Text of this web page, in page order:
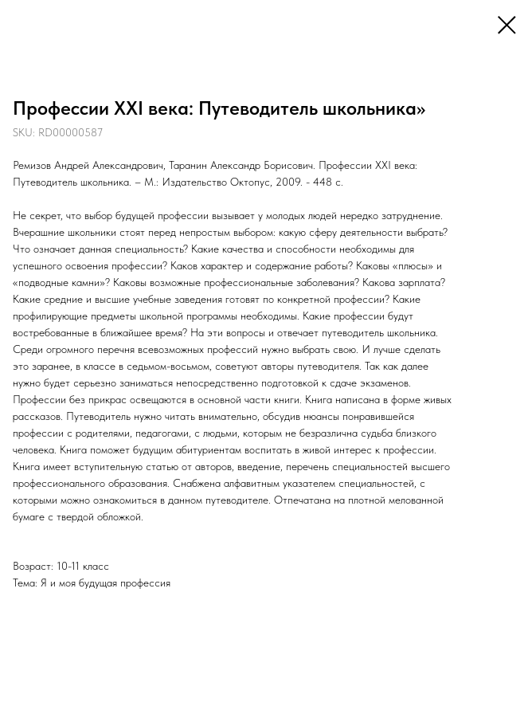
Профессии XXI века: Путеводитель школьника»
SKU: RD00000587
Ремизов Андрей Александрович, Таранин Александр Борисович. Профессии XXI века:
Путеводитель школьника. – М.: Издательство Октопус, 2009. - 448 с.
Не секрет, что выбор будущей профессии вызывает у молодых людей нередко затруднение.
Вчерашние школьники стоят перед непростым выбором: какую сферу деятельности выбрать?
Что означает данная специальность? Какие качества и способности необходимы для
успешного освоения профессии? Каков характер и содержание работы? Каковы «плюсы» и
«подводные камни»? Каковы возможные профессиональные заболевания? Какова зарплата?
Какие средние и высшие учебные заведения готовят по конкретной профессии? Какие
профилирующие предметы школьной программы необходимы. Какие профессии будут
востребованные в ближайшее время? На эти вопросы и отвечает путеводитель школьника.
Среди огромного перечня всевозможных профессий нужно выбрать свою. И лучше сделать
это заранее, в классе в седьмом-восьмом, советуют авторы путеводителя. Так как далее
нужно будет серьезно заниматься непосредственно подготовкой к сдаче экзаменов.
Профессии без прикрас освещаются в основной части книги. Книга написана в форме живых
рассказов. Путеводитель нужно читать внимательно, обсудив нюансы понравившейся
профессии с родителями, педагогами, с людьми, которым не безразлична судьба близкого
человека. Книга поможет будущим абитуриентам воспитать в живой интерес к профессии.
Книга имеет вступительную статью от авторов, введение, перечень специальностей высшего
профессионального образования. Снабжена алфавитным указателем специальностей, с
которыми можно ознакомиться в данном путеводителе. Отпечатана на плотной мелованной
бумаге с твердой обложкой.
Возраст: 10-11 класс
Тема: Я и моя будущая профессия